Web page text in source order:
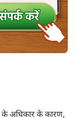
तक, यह जान गए
उनका अगला हर
और चुनाव
की मनःस्थिति
उनके कामों को
के अधिकार के कारण,